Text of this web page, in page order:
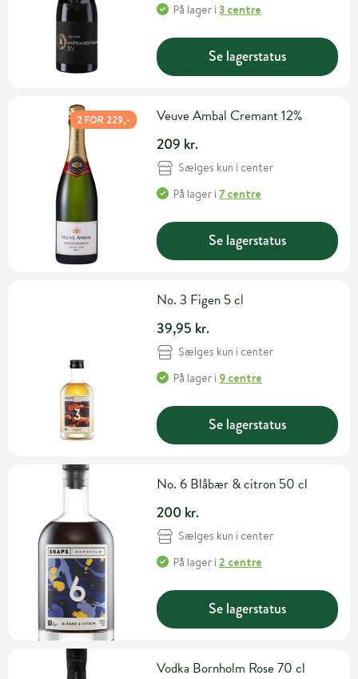
På lager i3 centre
Se lagerstatus
2 FOR 229,- Veuve Ambal Cremant 12%
209 kr.
Sælges kun i center
På lager i 7 centre
Se lagerstatus
No. 3 Figen 5 cl
39,95 kr.
Sælges kun i center
På lager i 9 centre
Se lagerstatus
No. 6 Blåbær & citron 50 cl
200 kr.
Sælges kun i center
På lager i2 centre
Se lagerstatus
Vodka Bornholm Rose 70 cl